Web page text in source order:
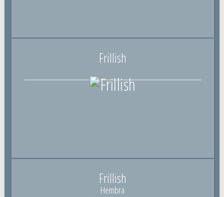
Frillish
Frillish
Hembra